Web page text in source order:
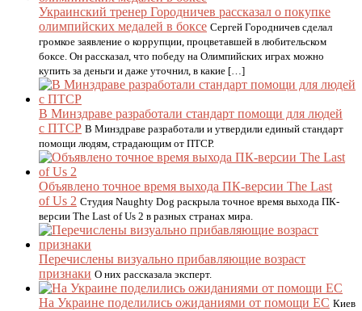
Украинский тренер Городничев рассказал о покупке
олимпийских медалей в боксе Сергей Городничев сделал
громкое заявление о коррупции, процветавшей в любительском
боксе. Он рассказал, что победу на Олимпийских играх можно
купить за деньги и даже уточнил, в какие […]
В Минздраве разработали стандарт помощи для людей
с ПТСР В Минздраве разработали и утвердили единый стандарт
помощи людям, страдающим от ПТСР.
Объявлено точное время выхода ПК-версии The Last
of Us 2 Студия Naughty Dog раскрыла точное время выхода ПК-
версии The Last of Us 2 в разных странах мира.
Перечислены визуально прибавляющие возраст
признаки О них рассказала эксперт.
На Украине поделились ожиданиями от помощи ЕС Киев